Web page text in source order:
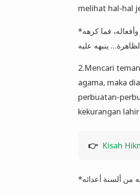
melihat hal-hal
*الثاني : أن يطلب صديقا صدوقا بصيرا متدينا، فينصبه رقيبا على نفسه ليلاحظ أحواله وأفعاله، فما كرهه
2.Mencari
agama, maka
perbuatan-
kekurangan
👉 Kisah